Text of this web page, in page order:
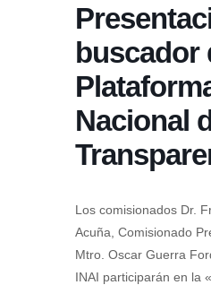
buscador
Nacional
Los comisionados Dr.
Acuña, Comisionado
Mtro. Oscar Guerra
INAI participarán en la